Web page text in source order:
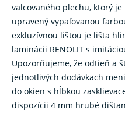
valcovaného plechu, ktorý
upravený vypaľovanou
exkluzívnou lištou je lišta
laminácii RENOLIT s
Upozorňujeme, že odtieň a
jednotlivých dodávkach
do okien s hĺbkou
dispozícii 4 mm hrubé